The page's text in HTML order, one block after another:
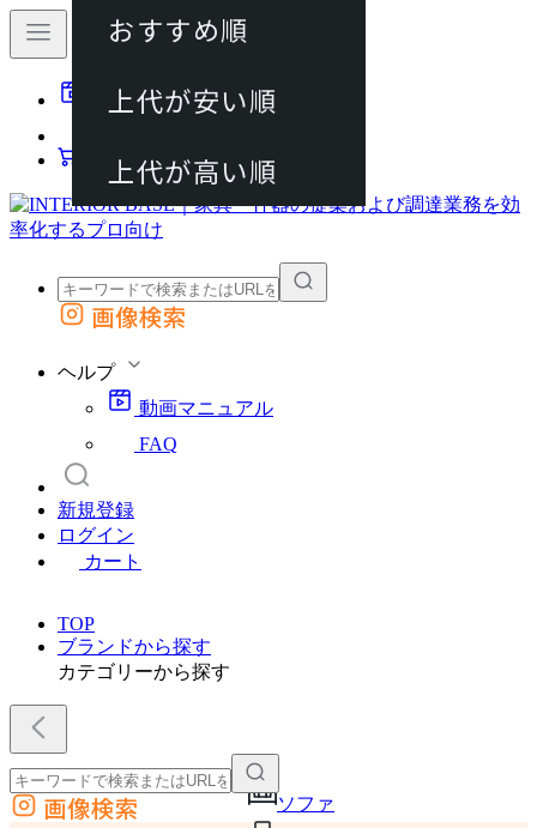
動画マニュアル
カート
外部サイトの商品をカートに追加
画像検索
ヘルプ
動画マニュアル
FAQ
新規登録
ログイン
カート
TOP
ブランドから探す
カテゴリーから探す
ソファ
外部サイトの商品をカートに追加
画像検索
おすすめ順
上代が安い順
上代が高い順